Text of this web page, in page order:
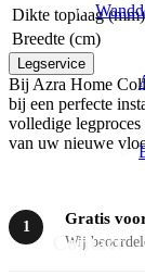
Contact
Dikte toplaag (mm)
Breedte (cm)
Legservice
Bij Azra Home
bij een perfecte
volledige
van uw nieuwe
1 Gratis
Wij